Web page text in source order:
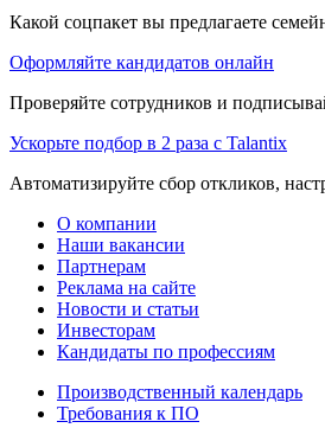
Какой соцпакет вы предлагаете
Оформляйте кандидатов онлайн
Проверяйте сотрудников и
Ускорьте подбор в 2 раза с Talantix
Автоматизируйте сбор откликов,
О компании
Наши вакансии
Партнерам
Реклама на сайте
Новости и статьи
Инвесторам
Кандидаты по профессиям
Производственный календарь
Требования к ПО